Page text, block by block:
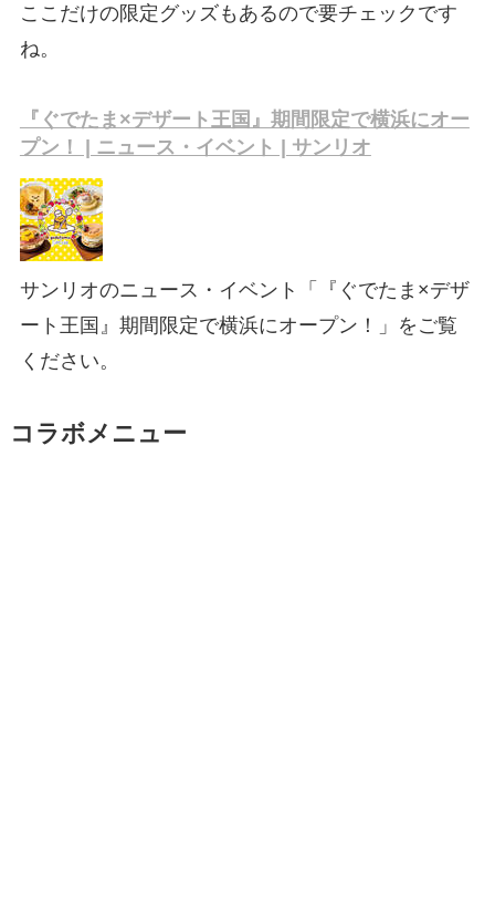
ここだけの限定グッズもあるので要チェックです
ね。
『ぐでたま×デザート王国』期間限定で横浜にオー
プン！ | ニュース・イベント | サンリオ
サンリオのニュース・イベント「『ぐでたま×デザ
ート王国』期間限定で横浜にオープン！」をご覧
ください。
コラボメニュー